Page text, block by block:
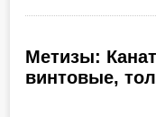
Метизы:
винтовые,